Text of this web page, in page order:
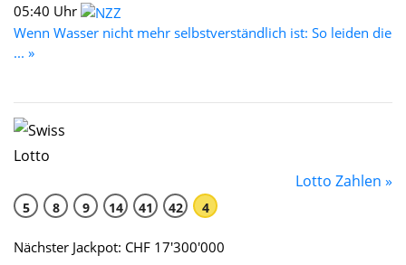
05:40 Uhr
Wenn Wasser nicht mehr selbstverständlich ist: So leiden die
... »
Lotto Zahlen »
5 8 9 14 41 42 4
Nächster Jackpot: CHF 17'300'000